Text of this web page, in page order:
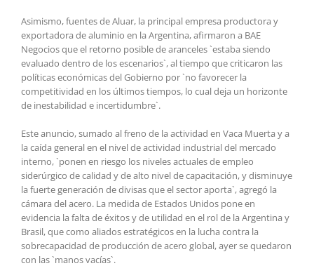
Asimismo, fuentes de Aluar, la principal empresa productora y
exportadora de aluminio en la Argentina, afirmaron a BAE
Negocios que el retorno posible de aranceles `estaba siendo
evaluado dentro de los escenarios`, al tiempo que criticaron las
políticas económicas del Gobierno por `no favorecer la
competitividad en los últimos tiempos, lo cual deja un horizonte
de inestabilidad e incertidumbre`.
Este anuncio, sumado al freno de la actividad en Vaca Muerta y a
la caída general en el nivel de actividad industrial del mercado
interno, `ponen en riesgo los niveles actuales de empleo
siderúrgico de calidad y de alto nivel de capacitación, y disminuye
la fuerte generación de divisas que el sector aporta`, agregó la
cámara del acero. La medida de Estados Unidos pone en
evidencia la falta de éxitos y de utilidad en el rol de la Argentina y
Brasil, que como aliados estratégicos en la lucha contra la
sobrecapacidad de producción de acero global, ayer se quedaron
con las `manos vacías`.